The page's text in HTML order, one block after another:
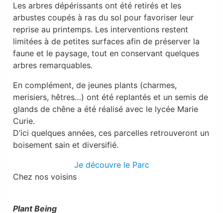
Les arbres dépérissants ont été retirés et les
arbustes coupés à ras du sol pour favoriser leur
reprise au printemps. Les interventions restent
limitées à de petites surfaces afin de préserver la
faune et le paysage, tout en conservant quelques
arbres remarquables.
En complément, de jeunes plants (charmes,
merisiers, hêtres…) ont été replantés et un semis de
glands de chêne a été réalisé avec le lycée Marie
Curie.
D’ici quelques années, ces parcelles retrouveront un
boisement sain et diversifié.
Je découvre le Parc
Chez nos voisins
Plant Being